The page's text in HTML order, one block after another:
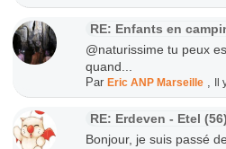
RE: Enfants en
@naturissime tu peux
quand...
ParEric ANP Marseille Il
RE: Erdeven - Etel (56)
Bonjour, je suis passé